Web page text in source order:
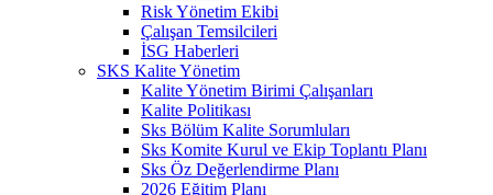
Risk Yönetim Ekibi
Çalışan Temsilcileri
İSG Haberleri
SKS Kalite Yönetim
Kalite Yönetim Birimi Çalışanları
Kalite Politikası
Sks Bölüm Kalite Sorumluları
Sks Komite Kurul ve Ekip Toplantı Planı
Sks Öz Değerlendirme Planı
2026 Eğitim Planı